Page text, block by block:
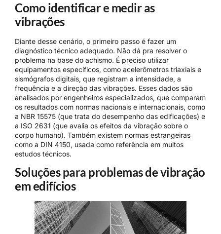
Como identificar e medir as
vibrações
Diante desse cenário, o primeiro passo é fazer um
diagnóstico técnico adequado. Não dá pra resolver o
problema na base do achismo. É preciso utilizar
equipamentos específicos, como acelerômetros triaxiais e
sismógrafos digitais, que registram a intensidade, a
frequência e a direção das vibrações. Esses dados são
analisados por engenheiros especializados, que comparam
os resultados com normas nacionais e internacionais, como
a NBR 15575 (que trata do desempenho das edificações) e
a ISO 2631 (que avalia os efeitos da vibração sobre o
corpo humano). Também existem normas estrangeiras
como a DIN 4150, usada como referência em muitos
estudos técnicos.
Soluções para problemas de vibração
em edifícios